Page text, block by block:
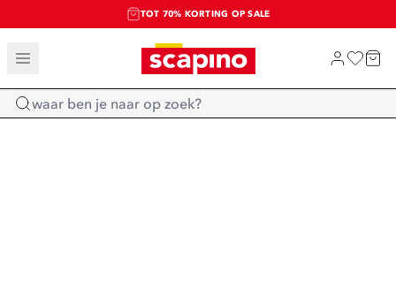
TOT 70% KORTING OP SALE
SALE: LAATSTE KANS!
SHOP NIEUW
Home